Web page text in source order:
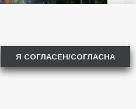
работы
дорожной
Я СОГЛАСЕН/СОГЛАСНА